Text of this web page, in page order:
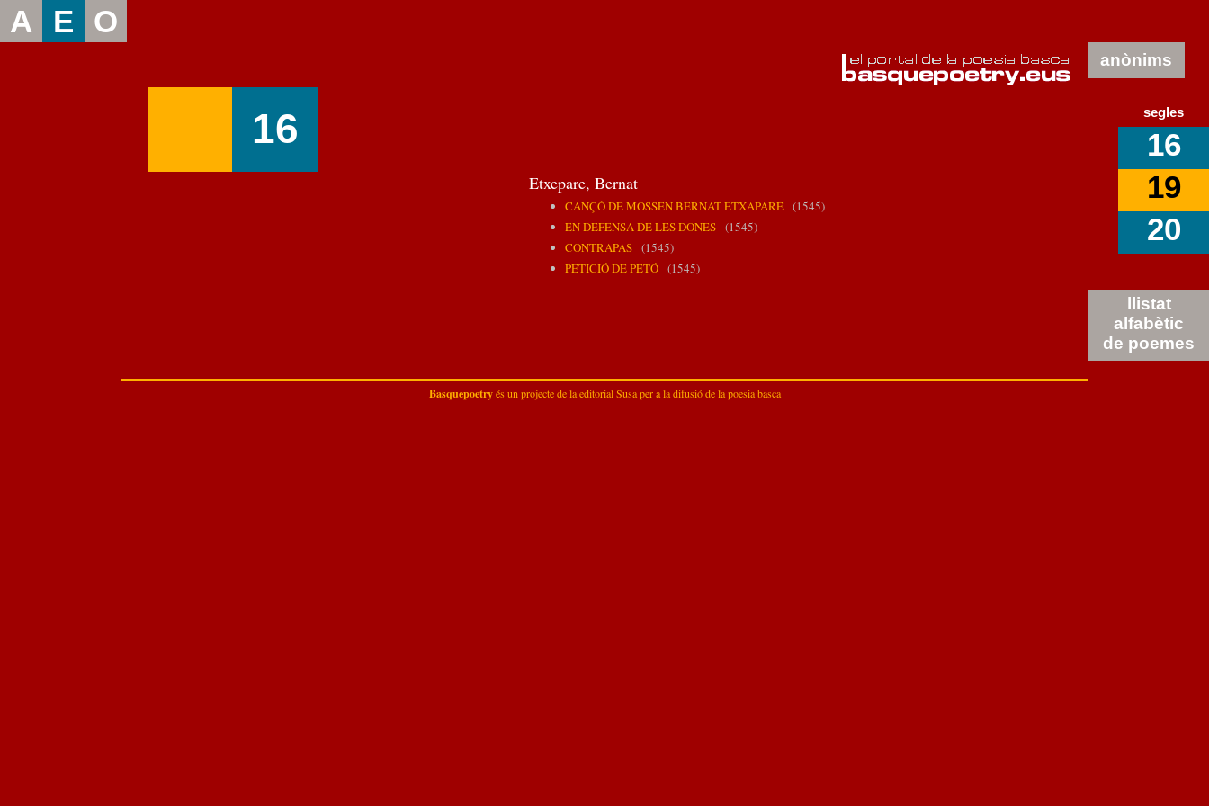
A E O
16
Etxepare, Bernat
CANÇÓ DE MOSSÈN BERNAT ETXAPARE(1545)
EN DEFENSA DE LES DONES(1545)
CONTRAPAS(1545)
PETICIÓ DE PETÓ(1545)
anònims
segles
16
19
20
llistat
alfabètic
de poemes
Basquepoetryés un projecte de laeditorial Susaper a la difusió de la poesia basca